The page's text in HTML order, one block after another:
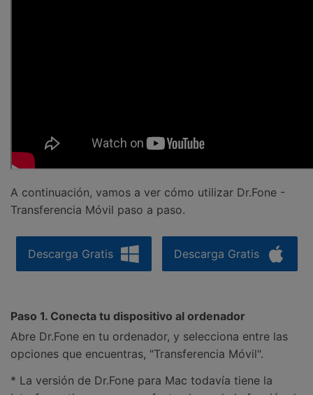
A continuación, vamos a ver cómo utilizar Dr.Fone -
Transferencia Móvil paso a paso.
Descarga Gratis Descarga Gratis
Paso 1. Conecta tu dispositivo al ordenador
Abre Dr.Fone en tu ordenador, y selecciona entre las
opciones que encuentras, "Transferencia Móvil".
* La versión de Dr.Fone para Mac todavía tiene la